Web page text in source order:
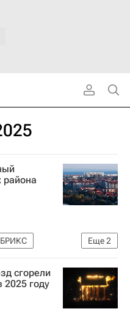
района
Еще2
БРИКС
сгорели
2025 году